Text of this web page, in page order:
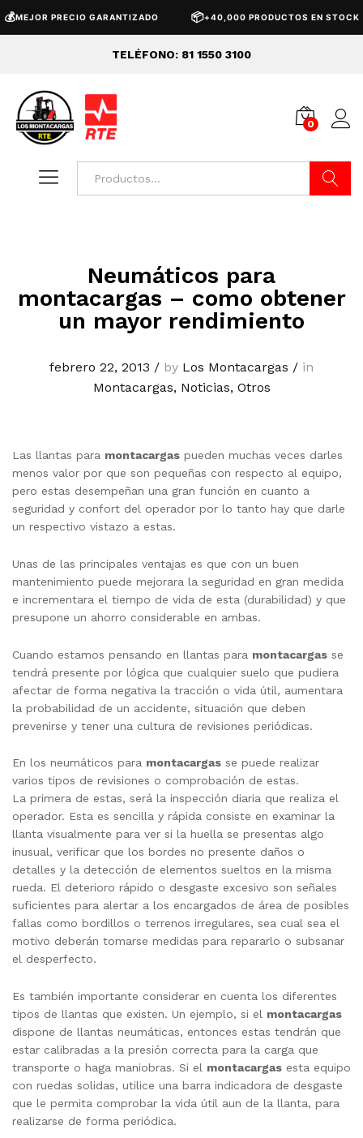
MEJOR PRECIO GARANTIZADO +40,000 PRODUCTOS EN STOCK
TELÉFONO: 81 1550 3100
0
Neumáticos para
montacargas – como obtener
un mayor rendimiento
febrero 22, 2013 / by Los Montacargas / in
Montacargas, Noticias, Otros
Las llantas para montacargas pueden muchas veces darles
menos valor por que son pequeñas con respecto al equipo,
pero estas desempeñan una gran función en cuanto a
seguridad y confort del operador por lo tanto hay que darle
un respectivo vistazo a estas.
Unas de las principales ventajas es que con un buen
mantenimiento puede mejorara la seguridad en gran medida
e incrementara el tiempo de vida de esta (durabilidad) y que
presupone un ahorro considerable en ambas.
Cuando estamos pensando en llantas para montacargas se
tendrá presente por lógica que cualquier suelo que pudiera
afectar de forma negativa la tracción o vida útil, aumentara
la probabilidad de un accidente, situación que deben
prevenirse y tener una cultura de revisiones periódicas.
En los neumáticos para montacargas se puede realizar
varios tipos de revisiones o comprobación de estas.
La primera de estas, será la inspección diaria que realiza el
operador. Esta es sencilla y rápida consiste en examinar la
llanta visualmente para ver si la huella se presentas algo
inusual, verificar que los bordes no presente daños o
detalles y la detección de elementos sueltos en la misma
rueda. El deterioro rápido o desgaste excesivo son señales
suficientes para alertar a los encargados de área de posibles
fallas como bordillos o terrenos irregulares, sea cual sea el
motivo deberán tomarse medidas para repararlo o subsanar
el desperfecto.
Es también importante considerar en cuenta los diferentes
tipos de llantas que existen. Un ejemplo, si el montacargas
dispone de llantas neumáticas, entonces estas tendrán que
estar calibradas a la presión correcta para la carga que
transporte o haga maniobras. Si el montacargas esta equipo
con ruedas solidas, utilice una barra indicadora de desgaste
que le permita comprobar la vida útil aun de la llanta, para
realizarse de forma periódica.